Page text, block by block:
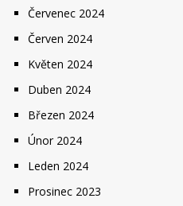
Červenec 2024
Červen 2024
Květen 2024
Duben 2024
Březen 2024
Únor 2024
Leden 2024
Prosinec 2023